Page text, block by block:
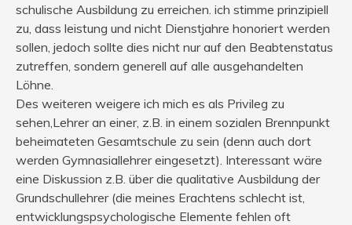
schulische Ausbildung zu erreichen. ich stimme prinzipiell
zu, dass leistung und nicht Dienstjahre honoriert werden
sollen, jedoch sollte dies nicht nur auf den Beabtenstatus
zutreffen, sondern generell auf alle ausgehandelten
Löhne.
Des weiteren weigere ich mich es als Privileg zu
sehen,Lehrer an einer, z.B. in einem sozialen Brennpunkt
beheimateten Gesamtschule zu sein (denn auch dort
werden Gymnasiallehrer eingesetzt). Interessant wäre
eine Diskussion z.B. über die qualitative Ausbildung der
Grundschullehrer (die meines Erachtens schlecht ist,
entwicklungspsychologische Elemente fehlen oft